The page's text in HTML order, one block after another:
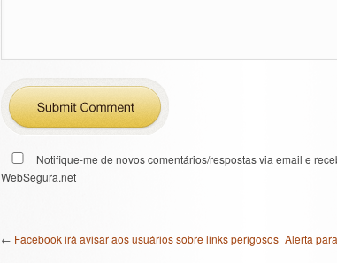
Notifique-me de novos comentários/respostas via email e
WebSegura.net
← Facebook irá avisar aos usuários sobre links perigosos Alerta